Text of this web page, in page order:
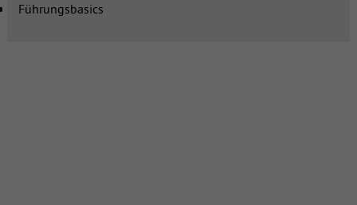
Führungsbasics